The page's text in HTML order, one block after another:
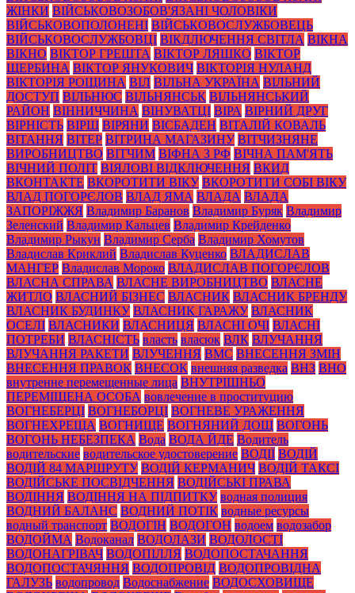
ЖІНКИ ВІЙСЬКОВОЗОБОВ'ЯЗАНІ ЧОЛОВІКИ
ВІЙСЬКОВОПОЛОНЕНІ ВІЙСЬКОВОСЛУЖБОВЕЦЬ
ВІЙСЬКОВОСЛУЖБОВЦІ ВІКДЛЮЧЕННЯ СВІТЛА ВІКНА
ВІКНО ВІКТОР ГРЕШТА ВІКТОР ЛЯШКО ВІКТОР
ЩЕРБИНА ВІКТОР ЯНУКОВИЧ ВІКТОРІЯ НУЛАНД
ВІКТОРІЯ РОЩИНА ВІЛ ВІЛЬНА УКРАЇНА ВІЛЬНИЙ
ДОСТУП ВІЛЬНЮС ВІЛЬНЯНСЬК ВІЛЬНЯНСЬКИЙ
РАЙОН ВІННИЧЧИНА ВІНУВАТЦІ ВІРА ВІРНИЙ ДРУГ
ВІРНІСТЬ ВІРШ ВІРЯНИ ВІСБАДЕН ВІТАЛІЙ КОВАЛЬ
ВІТАННЯ ВІТЕР ВІТРИНА МАГАЗИНУ ВІТЧИЗНЯНЕ
ВИРОБНИЦТВО ВІТЧИМ ВІФНА З РФ ВІЧНА ПАМ'ЯТЬ
ВІЧНИЙ ПОЛІТ ВІЯЛОВІ ВІДКЛЮЧЕННЯ ВКИД
ВКОНТАКТЕ ВКОРОТИТИ ВІКУ ВКОРОТИТИ СОБІ ВІКУ
ВЛАД ПОГОРЄЛОВ ВЛАД ЯМА ВЛАДА ВЛАДА
ЗАПОРІЖЖЯ Владимир Баранов Владимир Буряк Владимир
Зеленский Владимир Кальцев Владимир Крейденко
Владимир Рыкун Владимир Серба Владимир Хомутов
Владислав Криклий Владислав Куценко ВЛАДИСЛАВ
МАНГЕР Владислав Мороко ВЛАДИСЛАВ ПОГОРЄЛОВ
ВЛАСНА СПРАВА ВЛАСНЕ ВИРОБНИЦТВО ВЛАСНЕ
ЖИТЛО ВЛАСНИЙ БІЗНЕС ВЛАСНИК ВЛАСНИК БРЕНДУ
ВЛАСНИК БУДИНКУ ВЛАСНИК ГАРАЖУ ВЛАСНИК
ОСЕЛІ ВЛАСНИКИ ВЛАСНИЦЯ ВЛАСНІ ОЧІ ВЛАСНІ
ПОТРЕБИ ВЛАСНІСТЬ власть власюк ВЛК ВЛУЧАННЯ
ВЛУЧАННЯ РАКЕТИ ВЛУЧЕННЯ ВМС ВНЕСЕННЯ ЗМІН
ВНЕСЕННЯ ПРАВОК ВНЕСОК внешняя разведка ВНЗ ВНО
внутренне перемещенные лица ВНУТРІШНЬО
ПЕРЕМІЩЕНА ОСОБА вовлечение в проституцию
ВОГНЕБЕРЦІ ВОГНЕБОРЦІ ВОГНЕВЕ УРАЖЕННЯ
ВОГНЕХРЕЩА ВОГНИЩЕ ВОГНЯНИЙ ДОЩ ВОГОНЬ
ВОГОНЬ НЕБЕЗПЕКА Вода ВОДА ЙДЕ Водитель
водительские водительское удостоверение ВОДІЇ ВОДІЙ
ВОДІЙ 84 МАРШРУТУ ВОДІЙ КЕРМАНИЧ ВОДІЙ ТАКСІ
ВОДІЙСЬКЕ ПОСВІДЧЕННЯ ВОДІЙСЬКІ ПРАВА
ВОДІННЯ ВОДІННЯ НА ПІДПИТКУ водная полиция
ВОДНИЙ БАЛАНС ВОДНИЙ ПОТІК водные ресурсы
водный транспорт ВОДОГІН ВОДОГОН водоем водозабор
ВОДОЙМА Водоканал ВОДОЛАЗИ ВОДОЛОСТІ
ВОДОНАГРІВАЧ ВОДОПІЛЛЯ ВОДОПОСТАЧАННЯ
ВОДОПОСТАЧЯННЯ ВОДОПРОВІД ВОДОПРОВІДНА
ГАЛУЗЬ водопровод Водоснабжение ВОДОСХОВИЩЕ